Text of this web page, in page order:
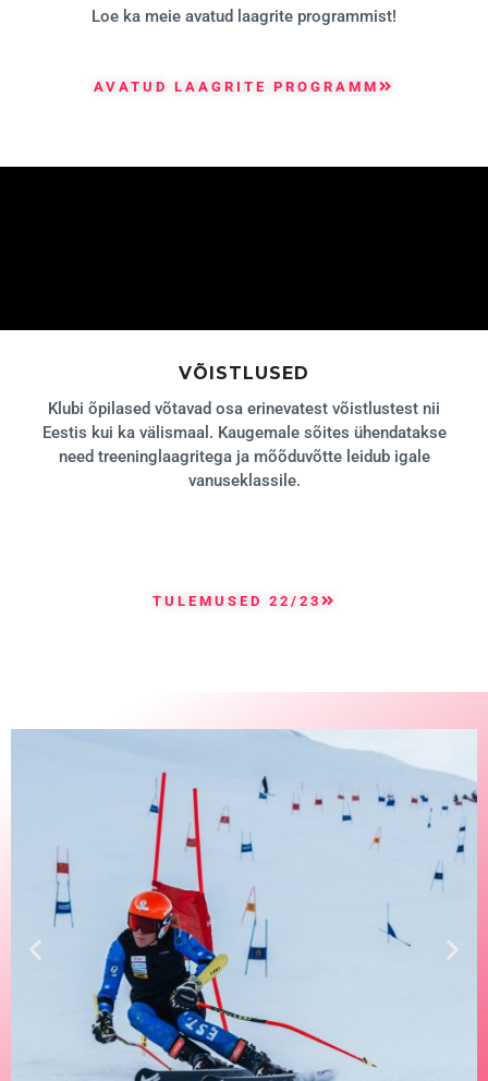
Loe ka meie avatud laagrite programmist!
AVATUD LAAGRITE PROGRAMM
VÕISTLUSED
Klubi õpilased võtavad osa erinevatest võistlustest nii
Eestis kui ka välismaal. Kaugemale sõites ühendatakse
need treeninglaagritega ja mõõduvõtte leidub igale
vanuseklassile.
TULEMUSED 22/23